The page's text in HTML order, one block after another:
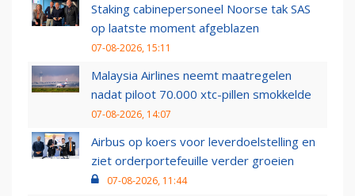
Staking cabinepersoneel Noorse tak SAS
op laatste moment afgeblazen
07-08-2026, 15:11
Malaysia Airlines neemt maatregelen
nadat piloot 70.000 xtc-pillen smokkelde
07-08-2026, 14:07
Airbus op koers voor leverdoelstelling en
ziet orderportefeuille verder groeien
07-08-2026, 11:44